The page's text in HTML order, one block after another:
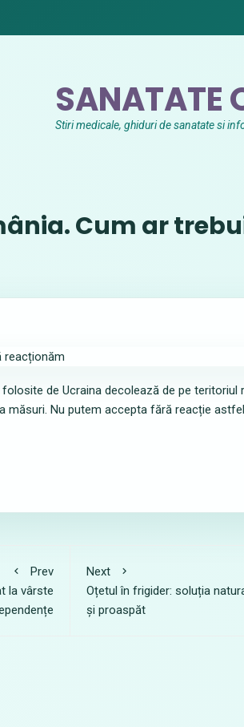
SANATATE
Stiri medicale, ghiduri de sanatate si
Cum ar
de Ucraina decolează de pe
măsuri. Nu putem accepta fără reacție
Prev
la vârste
Next
Oțetul în frigider: soluția
și proaspăt